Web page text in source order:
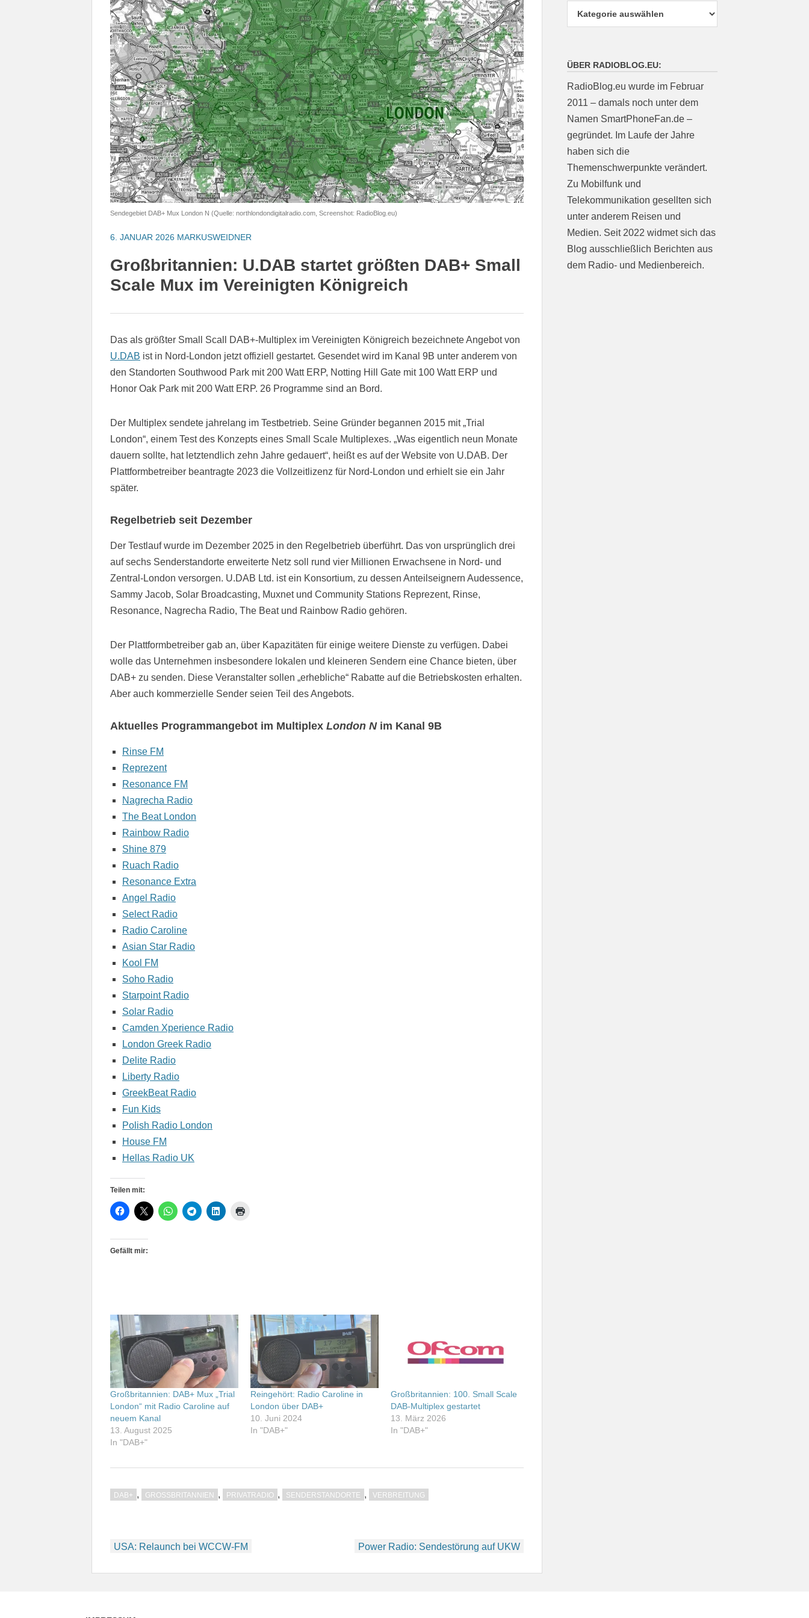
Sendegebiet DAB+ Mux London N (Quelle: northlondondigitalradio.com, Screenshot: RadioBlog.eu)
6. JANUAR 2026 MARKUSWEIDNER
Großbritannien: U.DAB startet größten DAB+ Small
Scale Mux im Vereinigten Königreich
Das als größter Small Scall DAB+-Multiplex im Vereinigten Königreich bezeichnete Angebot von
U.DAB ist in Nord-London jetzt offiziell gestartet. Gesendet wird im Kanal 9B unter anderem von
den Standorten Southwood Park mit 200 Watt ERP, Notting Hill Gate mit 100 Watt ERP und
Honor Oak Park mit 200 Watt ERP. 26 Programme sind an Bord.
Der Multiplex sendete jahrelang im Testbetrieb. Seine Gründer begannen 2015 mit „Trial
London“, einem Test des Konzepts eines Small Scale Multiplexes. „Was eigentlich neun Monate
dauern sollte, hat letztendlich zehn Jahre gedauert“, heißt es auf der Website von U.DAB. Der
Plattformbetreiber beantragte 2023 die Vollzeitlizenz für Nord-London und erhielt sie ein Jahr
später.
Regelbetrieb seit Dezember
Der Testlauf wurde im Dezember 2025 in den Regelbetrieb überführt. Das von ursprünglich drei
auf sechs Senderstandorte erweiterte Netz soll rund vier Millionen Erwachsene in Nord- und
Zentral-London versorgen. U.DAB Ltd. ist ein Konsortium, zu dessen Anteilseignern Audessence,
Sammy Jacob, Solar Broadcasting, Muxnet und Community Stations Reprezent, Rinse,
Resonance, Nagrecha Radio, The Beat und Rainbow Radio gehören.
Der Plattformbetreiber gab an, über Kapazitäten für einige weitere Dienste zu verfügen. Dabei
wolle das Unternehmen insbesondere lokalen und kleineren Sendern eine Chance bieten, über
DAB+ zu senden. Diese Veranstalter sollen „erhebliche“ Rabatte auf die Betriebskosten erhalten.
Aber auch kommerzielle Sender seien Teil des Angebots.
Aktuelles Programmangebot im Multiplex London Nim Kanal 9B
Rinse FM
Reprezent
Resonance FM
Nagrecha Radio
The Beat London
Rainbow Radio
Shine 879
Ruach Radio
Resonance Extra
Angel Radio
Select Radio
Radio Caroline
Asian Star Radio
Kool FM
Soho Radio
Starpoint Radio
Solar Radio
Camden Xperience Radio
London Greek Radio
Delite Radio
Liberty Radio
GreekBeat Radio
Fun Kids
Polish Radio London
House FM
Hellas Radio UK
Teilen mit:
Gefällt mir:
Großbritannien: DAB+ Mux „Trial
London“ mit Radio Caroline auf
neuem Kanal
13. August 2025
In "DAB+"
Reingehört: Radio Caroline in
London über DAB+
10. Juni 2024
In "DAB+"
Großbritannien: 100. Small Scale
DAB-Multiplex gestartet
13. März 2026
In "DAB+"
DAB+ , GROSSBRITANNIEN , PRIVATRADIO , SENDERSTANDORTE , VERBREITUNG
Beitragsnavigation
USA: Relaunch bei WCCW-FM Power Radio: Sendestörung auf UKW
ÜBER RADIOBLOG.EU:
RadioBlog.eu wurde im Februar
2011 – damals noch unter dem
Namen SmartPhoneFan.de –
gegründet. Im Laufe der Jahre
haben sich die
Themenschwerpunkte verändert.
Zu Mobilfunk und
Telekommunikation gesellten sich
unter anderem Reisen und
Medien. Seit 2022 widmet sich das
Blog ausschließlich Berichten aus
dem Radio- und Medienbereich.